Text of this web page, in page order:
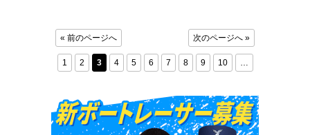
« 前のページへ
1 2 3 4 5 6 7 8 9 10
次のページへ »